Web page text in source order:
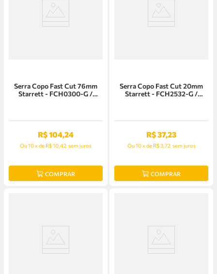
Serra Copo Fast Cut 76mm
Starrett - FCH0300-G /
R$104,24
Ou10xde R$ 10,42 sem juros
COMPRAR
Serra Copo Fast Cut 20mm
Starrett - FCH2532-G /
R$37,23
Ou10xde R$ 3,72 sem juros
COMPRAR